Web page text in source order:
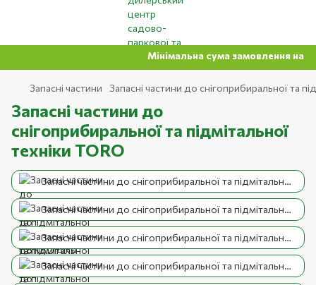
Мінімальна сума замовлення на
Запасні частини Запасні частини до снігоприбиральної та
Запасні частини до
снігоприбиральної та підмітальної
техніки TORO
Запасні частини до снігоприбиральної та підмітальної техніки CANADIANA
Запасні частини до снігоприбиральної та підмітальної техніки AL-KO
Запасні частини до снігоприбиральної та підмітальної техніки Stiga, GGP
Запасні частини до снігоприбиральної та підмітальної техніки Husqvarna